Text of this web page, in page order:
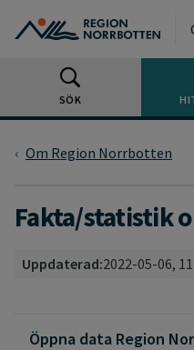
SÖK
Om Region Norrbotten
Fakta/statistik
Uppdaterad:2022-05-06,
Öppna data Region